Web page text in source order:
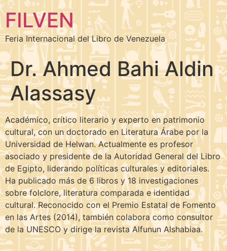
FILVEN
Feria Internacional del Libro de Venezuela
Dr. Ahmed Bahi Aldin
Alassasy
Académico, crítico literario y experto en patrimonio
cultural, con un doctorado en Literatura Árabe por la
Universidad de Helwan. Actualmente es profesor
asociado y presidente de la Autoridad General del Libro
de Egipto, liderando políticas culturales y editoriales.
Ha publicado más de 6 libros y 18 investigaciones
sobre folclore, literatura comparada e identidad
cultural. Reconocido con el Premio Estatal de Fomento
en las Artes (2014), también colabora como consultor
de la UNESCO y dirige la revista Alfunun Alshabiaa.